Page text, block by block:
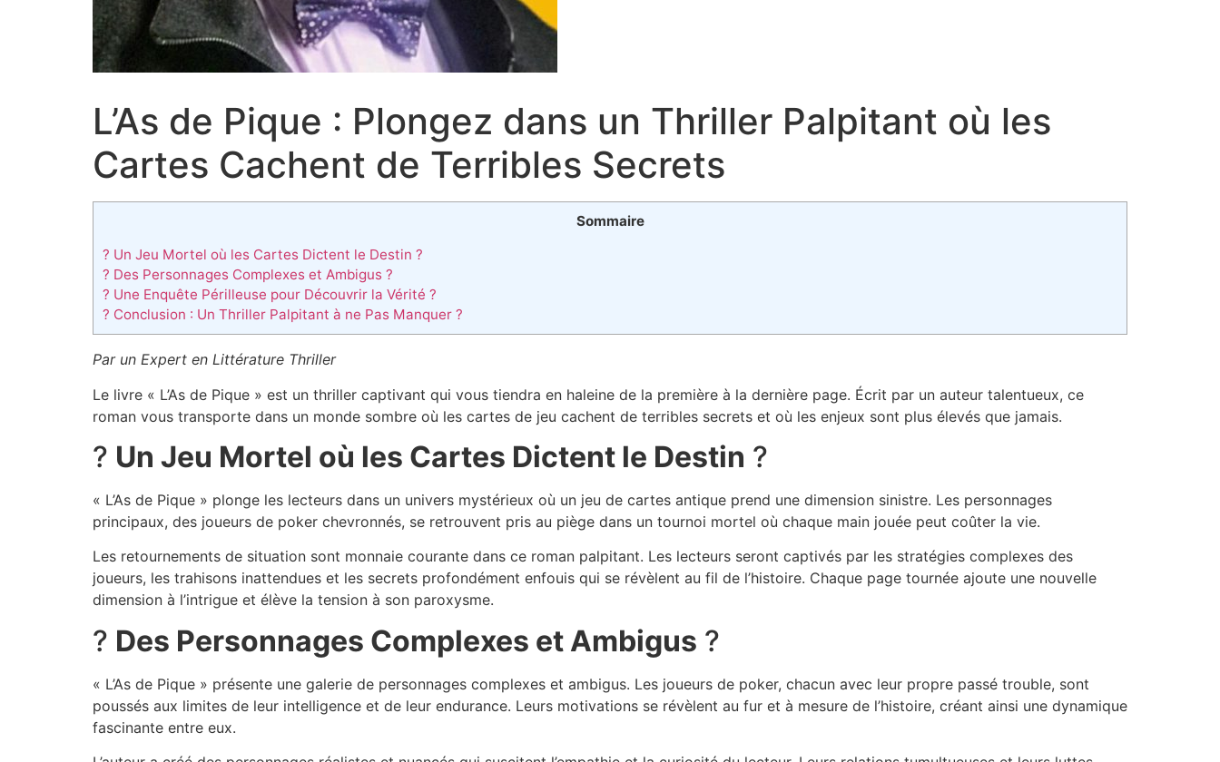
L’As de Pique : Plongez dans un Thriller Palpitant où les
Cartes Cachent de Terribles Secrets
Sommaire
? Un Jeu Mortel où les Cartes Dictent le Destin ?
? Des Personnages Complexes et Ambigus ?
? Une Enquête Périlleuse pour Découvrir la Vérité ?
? Conclusion : Un Thriller Palpitant à ne Pas Manquer ?
Par un Expert en Littérature Thriller
Le livre « L’As de Pique » est un thriller captivant qui vous tiendra en haleine de la première à la dernière page. Écrit par un auteur talentueux, ce
roman vous transporte dans un monde sombre où les cartes de jeu cachent de terribles secrets et où les enjeux sont plus élevés que jamais.
? Un Jeu Mortel où les Cartes Dictent le Destin ?
« L’As de Pique » plonge les lecteurs dans un univers mystérieux où un jeu de cartes antique prend une dimension sinistre. Les personnages
principaux, des joueurs de poker chevronnés, se retrouvent pris au piège dans un tournoi mortel où chaque main jouée peut coûter la vie.
Les retournements de situation sont monnaie courante dans ce roman palpitant. Les lecteurs seront captivés par les stratégies complexes des
joueurs, les trahisons inattendues et les secrets profondément enfouis qui se révèlent au fil de l’histoire. Chaque page tournée ajoute une nouvelle
dimension à l’intrigue et élève la tension à son paroxysme.
? Des Personnages Complexes et Ambigus ?
« L’As de Pique » présente une galerie de personnages complexes et ambigus. Les joueurs de poker, chacun avec leur propre passé trouble, sont
poussés aux limites de leur intelligence et de leur endurance. Leurs motivations se révèlent au fur et à mesure de l’histoire, créant ainsi une dynamique
fascinante entre eux.